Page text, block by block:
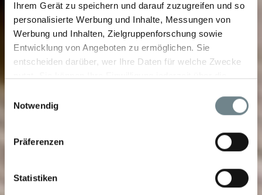
Ihrem Gerät zu speichern und darauf zuzugreifen und so
personalisierte Werbung und Inhalte, Messungen von
Werbung und Inhalten, Zielgruppenforschung sowie
Entwicklung von Angeboten zu ermöglichen. Sie
entscheiden darüber, wer Ihre Daten für welche Zwecke
Trigger Symbol ändern oder widerrufen
Informationen über Ihre geografische Lage
können
Notwendig
Präferenzen
Statistiken